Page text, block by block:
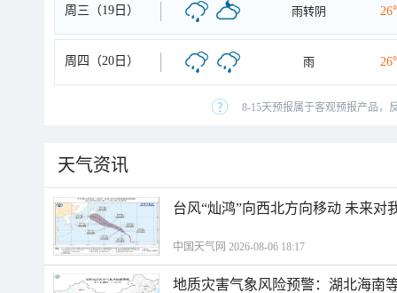
周三（19日） 雨转阴
周四（20日） 雨
8-15天预报属于客观预报产品，
天气资讯
台风“灿鸿”向西北方向移动 未来对
中国天气网 2026-08-06 18:17
地质灾害气象风险预警：湖北海南